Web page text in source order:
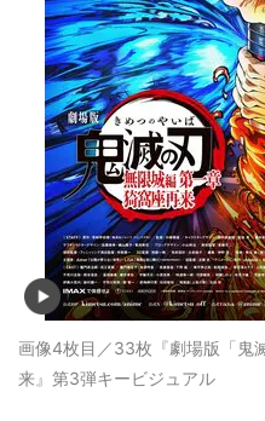
画像4枚目／33枚 『劇場版「
来』第3弾キービジュアル